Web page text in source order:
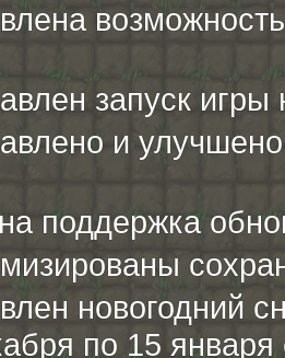
запуск игры
и
поддержка
новогодний
по 15